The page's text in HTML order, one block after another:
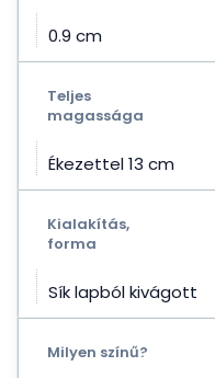
0.9 cm
Teljes
magassága
Ékezettel 13 cm
Kialakítás,
forma
Sík lapból kivágott
Milyen színű?